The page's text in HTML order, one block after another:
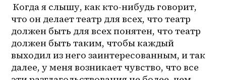
Когда я слышу, как кто-нибудь говорит,
что он делает театр для всех, что театр
должен быть для всех понятен, что театр
должен быть таким, чтобы каждый
выходил из него заинтересованным, и так
далее, у меня возникает чувство, что все